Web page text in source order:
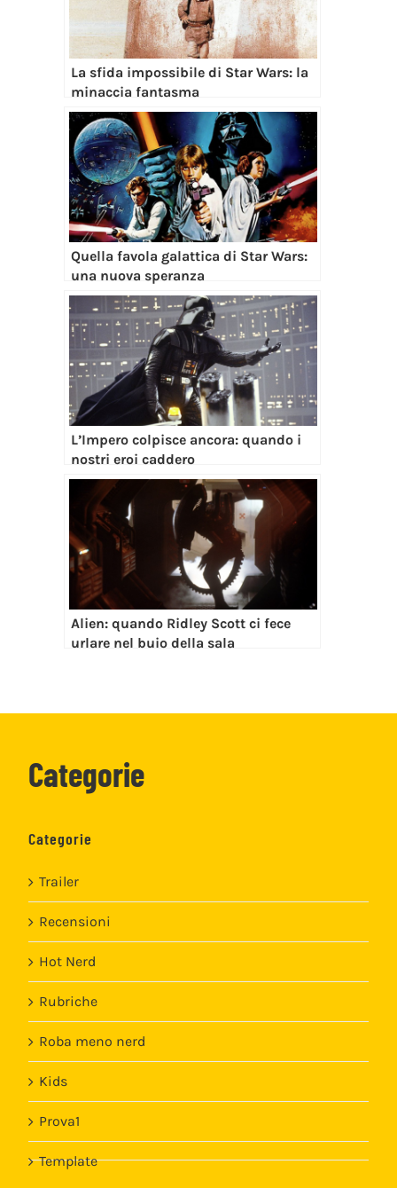
La sfida impossibile di Star Wars: la
minaccia fantasma
Quella favola galattica di Star Wars:
una nuova speranza
L’Impero colpisce ancora: quando i
nostri eroi caddero
Alien: quando Ridley Scott ci fece
urlare nel buio della sala
Categorie
Categorie
Trailer
Recensioni
Hot Nerd
Rubriche
Roba meno nerd
Kids
Prova1
Template